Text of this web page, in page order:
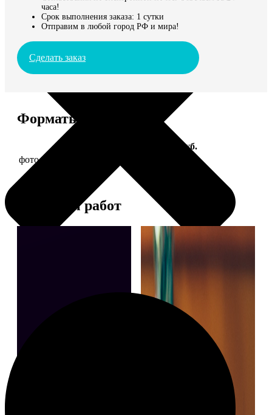
часа!
Срок выполнения заказа: 1 сутки
Отправим в любой город РФ и мира!
Сделать заказ
Форматы и цены
Цена, руб.
фото 13х18 в деревянной рамке
Примеры работ